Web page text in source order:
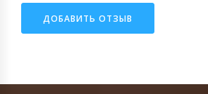
ДОБАВИТЬ ОТЗЫВ